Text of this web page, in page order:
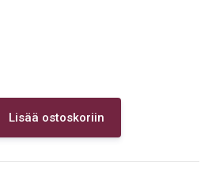
Lisää ostoskoriin